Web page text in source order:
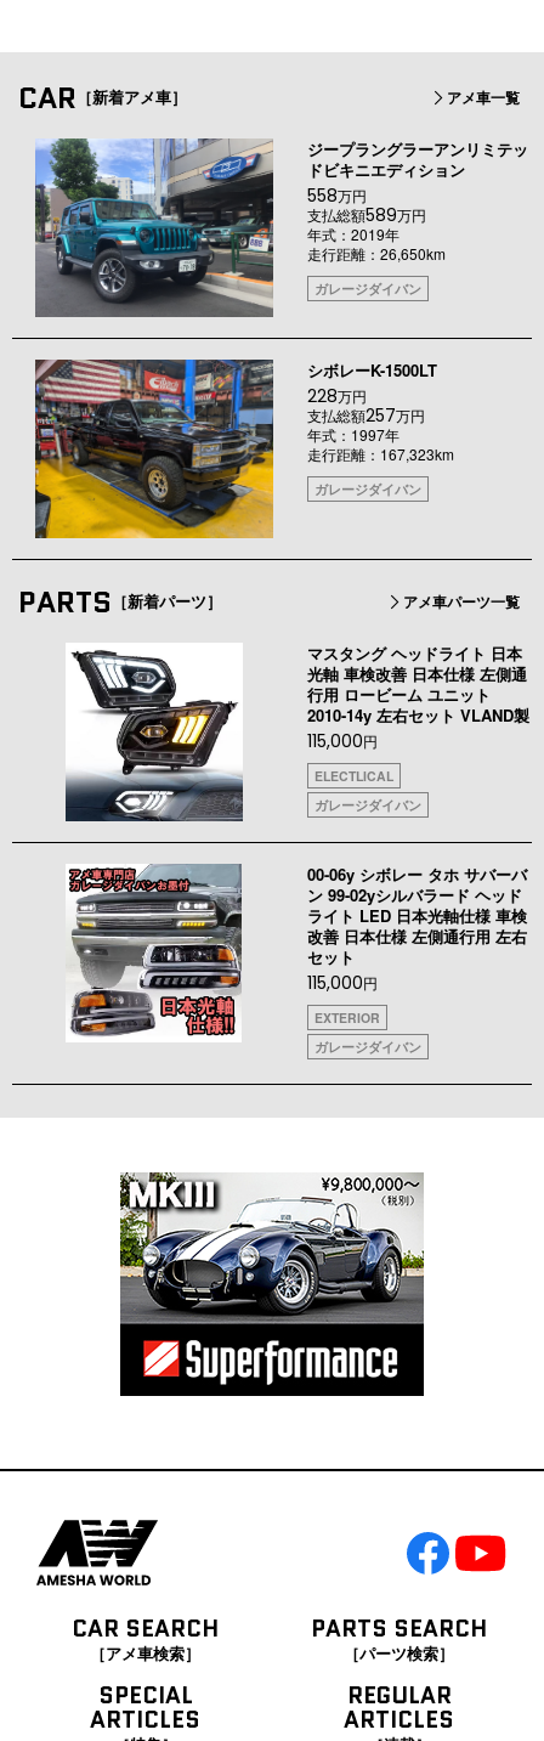
CAR ［新着アメ車］ アメ車一覧
ジープラングラーアンリミテッ
ドビキニエディション
558万円
支払総額589万円
年式：2019年
走行距離：26,650km
ガレージダイバン
シボレーK-1500LT
228万円
支払総額257万円
年式：1997年
走行距離：167,323km
ガレージダイバン
PARTS ［新着パーツ］ アメ車パーツ一覧
マスタング ヘッドライト 日本
光軸 車検改善 日本仕様 左側通
行用 ロービーム ユニット
2010-14y 左右セット VLAND製
115,000円
ELECTLICAL
ガレージダイバン
00-06y シボレー タホ サバーバ
ン 99-02yシルバラード ヘッド
ライト LED 日本光軸仕様 車検
改善 日本仕様 左側通行用 左右
セット
115,000円
EXTERIOR
ガレージダイバン
CAR SEARCH
［アメ車検索］
PARTS SEARCH
［パーツ検索］
SPECIAL
ARTICLES
REGULAR
ARTICLES